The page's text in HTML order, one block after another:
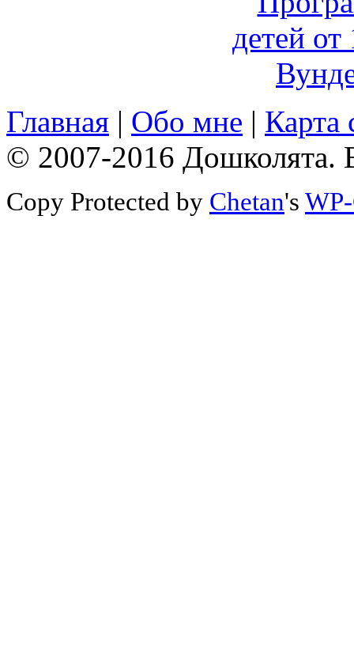
Главная | Обо мне | Карта
© 2007-2016 Дошколята.
Copy Protected by Chetan's